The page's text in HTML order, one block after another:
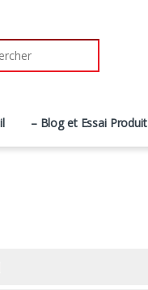
for:
– Blog et Essai